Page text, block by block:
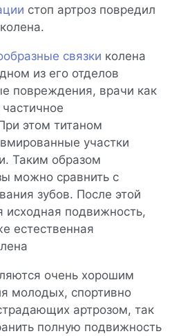
стоп артроз повредил
связки колена
из его отделов
повреждения, врачи как
этом титаном
участки
Таким образом
можно сравнить с
зубов. После этой
исходная подвижность,
естественная
очень хорошим
молодых, спортивно
артрозом, так
полную подвижность